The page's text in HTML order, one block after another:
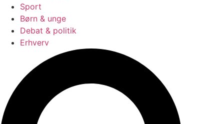
Sport
Børn & unge
Debat & politik
Erhverv